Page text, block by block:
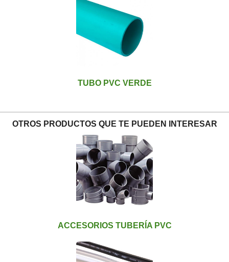
TUBO PVC VERDE
OTROS PRODUCTOS QUE TE PUEDEN INTERESAR
ACCESORIOS TUBERÍA PVC